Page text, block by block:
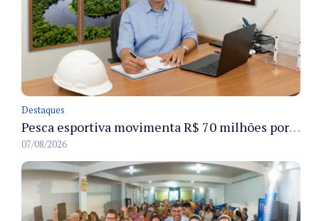
Destaques
Pesca esportiva movimenta R$ 70 milhões por ano e ganha espaço na economia sustentável do Amazonas
07/08/2026